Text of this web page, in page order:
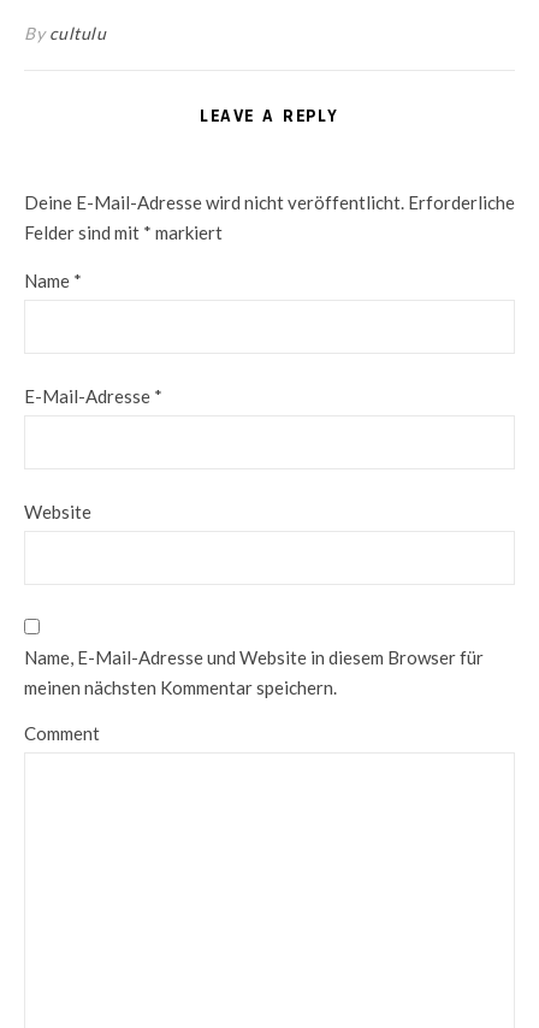
Bycultulu
LEAVE A REPLY
Deine E-Mail-Adresse wird nicht veröffentlicht. Erforderliche
Felder sind mit * markiert
Name *
E-Mail-Adresse *
Website
Name, E-Mail-Adresse und Website in diesem Browser für
meinen nächsten Kommentar speichern.
Comment